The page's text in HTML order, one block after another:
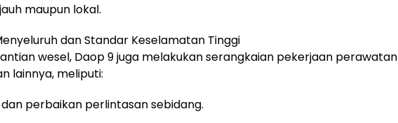
maupun lokal.
dan Standar Keselamatan Tinggi
wesel, Daop 9 juga melakukan serangkaian pekerjaan perawatan
lainnya, meliputi:
perbaikan perlintasan sebidang.